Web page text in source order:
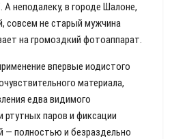
неподалеку, в городе Шалоне,
совсем не старый мужчина
на громоздкий фотоаппарат.
впервые иодистого
материала,
едва видимого
паров и фиксации
— полностью и безраздельно